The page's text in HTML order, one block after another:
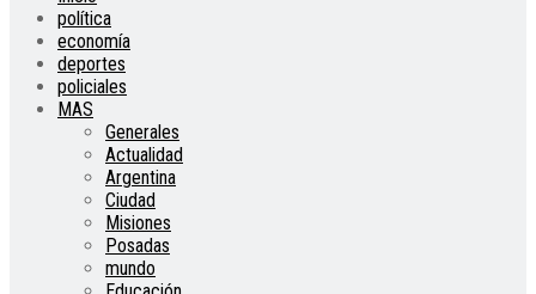
política
economía
deportes
policiales
MAS
Generales
Actualidad
Argentina
Ciudad
Misiones
Posadas
mundo